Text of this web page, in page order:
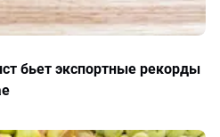
бьет экспортные рекорды